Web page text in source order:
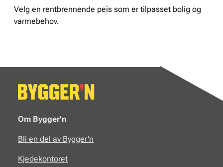
Velg en rentbrennende peis som er tilpasset bolig og
varmebehov.
Om Bygger'n
Bli en del av Bygger'n
Kjedekontoret